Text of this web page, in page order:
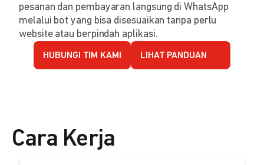
pesanan dan pembayaran langsung di WhatsApp
melalui bot yang bisa disesuaikan tanpa perlu
website atau berpindah aplikasi.
HUBUNGI TIM KAMI LIHAT PANDUAN
Cara Kerja